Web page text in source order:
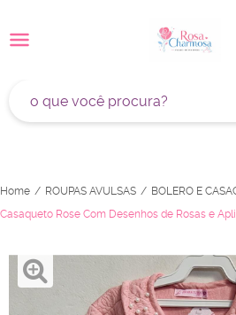
Home ROUPAS AVULSAS BOLERO E
Casaqueto Rose Com Desenhos de Rosas e